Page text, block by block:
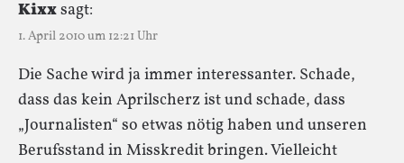
Kixxsagt:
1. April 2010 um 12:21 Uhr
Die Sache wird ja immer interessanter. Schade,
dass das kein Aprilscherz ist und schade, dass
„Journalisten“ so etwas nötig haben und unseren
Berufsstand in Misskredit bringen. Vielleicht